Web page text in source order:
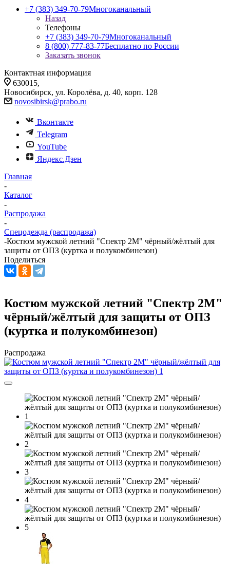
+7 (383) 349-70-79Многоканальный
Назад
Телефоны
+7 (383) 349-70-79Многоканальный
8 (800) 777-83-77Бесплатно по России
Заказать звонок
Контактная информация
630015,
Новосибирск, ул. Королёва, д. 40, корп. 128
novosibirsk@prabo.ru
Вконтакте
Telegram
YouTube
Яндекс.Дзен
Главная
-
Каталог
-
Распродажа
-
Спецодежда (распродажа)
-Костюм мужской летний "Спектр 2М" чёрный/жёлтый для
защиты от ОПЗ (куртка и полукомбинезон)
Поделиться
Костюм мужской летний "Спектр 2М"
чёрный/жёлтый для защиты от ОПЗ
(куртка и полукомбинезон)
Распродажа